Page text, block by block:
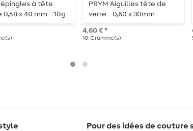
épingles à tête
0,58 x 40 mm - 10g
PRYM Aiguilles tête de
verre - 0,60 x 30mm -
multicolores - 10g
4,60 € *
10 Gramme(s)
Pour des idées de couture